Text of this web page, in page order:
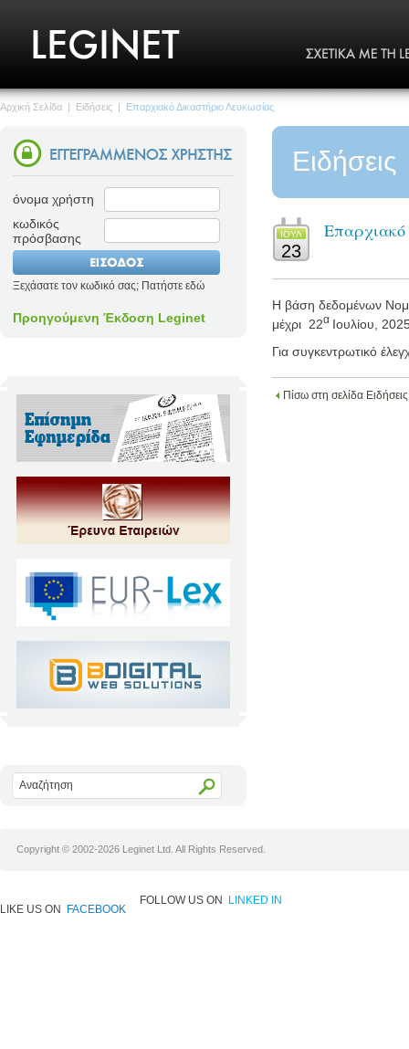
Αρχική Σελίδα | Ειδήσεις | Επαρχιακό Δικαστήριο Λευκωσίας
όνομα χρήστη
κωδικός
πρόσβασης
Ξεχάσατε τον κωδικό σας; Πατήστε εδώ
Προηγούμενη Έκδοση Leginet
Ειδήσεις
ΙΟΥΛ
23
Επαρχιακό
Η βάση δεδομένων
μέχρι 22α Ιουλίου,
Για συγκεντρωτικό
Πίσω στη σελίδα Ειδήσεις
Copyright © 2002-2026 Leginet Ltd. All Rights Reserved.
LIKE US ON FACEBOOK
FOLLOW US ON LINKED IN